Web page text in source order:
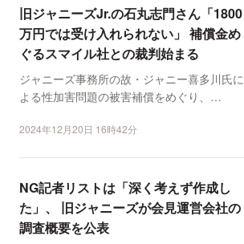
旧ジャニーズJr.の石丸志門さん「1800
万円では受け入れられない」 補償金め
ぐるスマイル社との裁判始まる
ジャニーズ事務所の故・ジャニー喜多川氏に
よる性加害問題の被害補償をめぐり、
2024年12月20日 16時42分
NG記者リストは「深く考えず作成し
た」、 旧ジャニーズが会見運営会社の
調査概要を公表